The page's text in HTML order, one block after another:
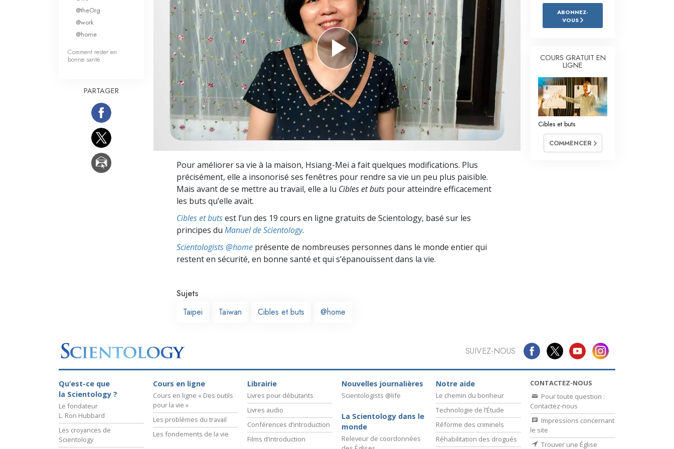
Qu’est-ce que la grandeur ? L’échelle des tons émotionnels
Réponses aux drogues
Les enfants
Des outils pour le monde du travail
L’éthique et les conditions
La raison de l’oppression
Les investigations
Les fondements de l’organisation
Pour améliorer sa vie à la maison, Hsiang-Mei a fait quelques modifications. Plus
précisément, elle a insonorisé ses fenêtres pour rendre sa vie un peu plus paisible.
Mais avant de se mettre au travail, elle a lu Cibles et buts pour atteindre efficacement
les buts qu’elle avait.
Cibles et butsest l’un des 19 cours en ligne gratuits de Scientology, basé sur les
principes du Manuel de Scientology.
Scientologists @home présente de nombreuses personnes dans le monde entier qui
restent en sécurité, en bonne santé et qui s’épanouissent dans la vie.
Sujets
Taipei
Taïwan Cibles et buts @home
@theOrg
@work
@home
Comment rester en
bonne santé
PARTAGER
ABONNEZ-
VOUS
COURS GRATUIT EN
LIGNE
Cibles et buts
COMMENCER
SUIVEZ-NOUS
Qu’est-ce que
la Scientology ?
Le fondateur
L. Ron Hubbard
Les croyances de
Scientology
Cours en ligne
Cours en ligne « Des outils
pour la vie »
Les problèmes du travail
Les fondements de la vie
Librairie
Livres pour débutants
Livres audio
Conférences d’introduction
Films d’introduction
Nouvelles journalières
Scientologists @life
La Scientology dans le
monde
Releveur de coordonnées
Notre aide
Le chemin du bonheur
Technologie de l’Étude
Réforme des criminels
Réhabilitation des drogués
CONTACTEZ-NOUS
Pour toute question :
Contactez-nous
Impressions concernant
le site
Trouver une Église